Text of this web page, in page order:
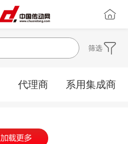
筛选
代理商 系用集成商